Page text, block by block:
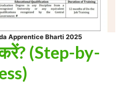
Apprentice Bharti 2025
(Step-by-